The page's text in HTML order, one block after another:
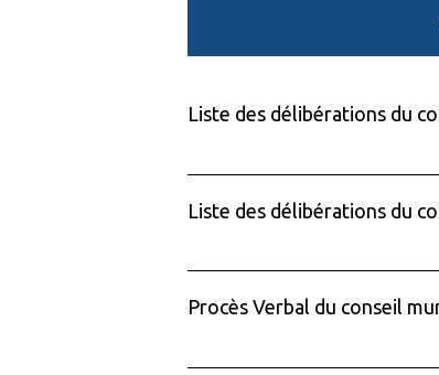
Liste des délibérations du
Liste des délibérations du
Procès Verbal du conseil